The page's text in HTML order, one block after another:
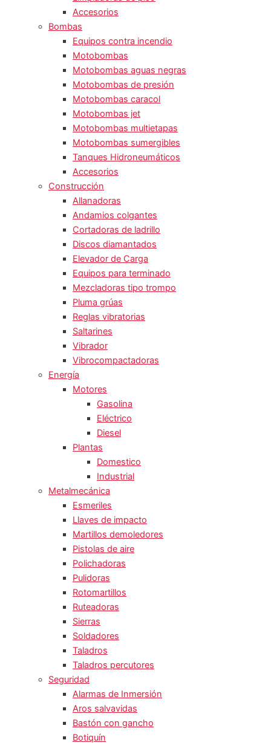
Accesorios
Bombas
Equipos contra incendio
Motobombas
Motobombas aguas negras
Motobombas de presión
Motobombas caracol
Motobombas jet
Motobombas multietapas
Motobombas sumergibles
Tanques Hidroneumáticos
Accesorios
Construcción
Allanadoras
Andamios colgantes
Cortadoras de ladrillo
Discos diamantados
Elevador de Carga
Equipos para terminado
Mezcladoras tipo trompo
Pluma grúas
Reglas vibratorias
Saltarines
Vibrador
Vibrocompactadoras
Energía
Motores
Gasolina
Eléctrico
Diesel
Plantas
Domestico
Industrial
Metalmecánica
Esmeriles
Llaves de impacto
Martillos demoledores
Pistolas de aire
Polichadoras
Pulidoras
Rotomartillos
Ruteadoras
Sierras
Soldadores
Taladros
Taladros percutores
Seguridad
Alarmas de Inmersión
Aros salvavidas
Bastón con gancho
Botiquín